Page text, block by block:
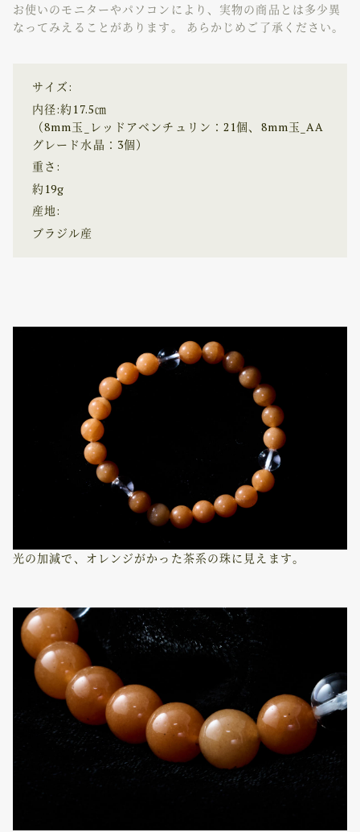
お使いのモニターやパソコンにより、実物の商品とは多少異
なってみえることがあります。 あらかじめご了承ください。
サイズ:
内径:約17.5㎝
（8mm玉_レッドアベンチュリン：21個、8mm玉_AA
グレード水晶：3個）
重さ:
約19g
産地:
ブラジル産
光の加減で、オレンジがかった茶系の珠に見えます。